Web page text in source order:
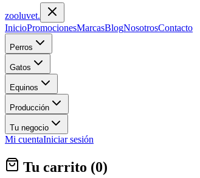
zooluvet.
InicioPromocionesMarcasBlogNosotrosContacto
Perros
Gatos
Equinos
Producción
Tu negocio
Mi cuentaIniciar sesión
Tu carrito (0)